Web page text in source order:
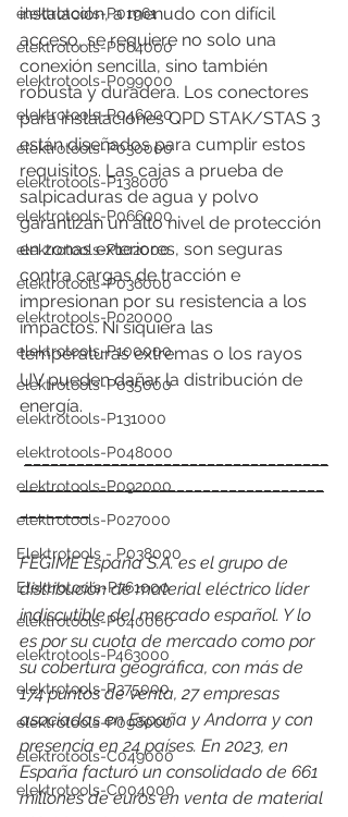
elektrotools-P01961
elektrotools-P064000
elektrotools-P099000
elektrotools-P046000
elektrotools-P030000
elektrotools-P138000
elektrotools-P066000
elektrotools-P102000
elektrotools-P036000
elektrotools-P020000
elektrotools-P100000
elektrotools-P035000
elektrotools-P131000
elektrotools-P048000
elektrotools-P092000
elektrotools-P027000
Elektrotools - P038000
Elektrotools-P761000
elektrotools-P040000
elektrotools-P463000
elektrotools-P375000
elektrotools-P098000
elektrotools-C049000
elektrotools-C004000
instalación, a menudo con difícil
acceso, se requiere no solo una
conexión sencilla, sino también
robusta y duradera. Los conectores
para instalaciones QPD STAK/STAS 3
están diseñados para cumplir estos
requisitos. Las cajas a prueba de
salpicaduras de agua y polvo
garantizan un alto nivel de protección
en zonas exteriores, son seguras
contra cargas de tracción e
impresionan por su resistencia a los
impactos. Ni siquiera las
temperaturas extremas o los rayos
UV pueden dañar la distribución de
energía.
___________________________________
___________________________________
________
FEGIME España S.A. es el grupo de
distribución de material eléctrico líder
indiscutible del mercado español. Y lo
es por su cuota de mercado como por
su cobertura geográfica, con más de
174 puntos de venta, 27 empresas
asociadas en España y Andorra y con
presencia en 24 países. En 2023, en
España facturó un consolidado de 661
millones de euros en venta de material